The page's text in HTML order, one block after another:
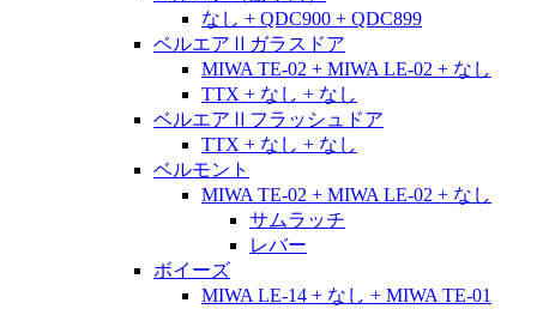
なし + QDC900 + QDC899
ベルエアⅡガラスドア
MIWA TE-02 + MIWA LE-02 + なし
TTX + なし + なし
ベルエアⅡフラッシュドア
TTX + なし + なし
ベルモント
MIWA TE-02 + MIWA LE-02 + なし
サムラッチ
レバー
ボイーズ
MIWA LE-14 + なし + MIWA TE-01